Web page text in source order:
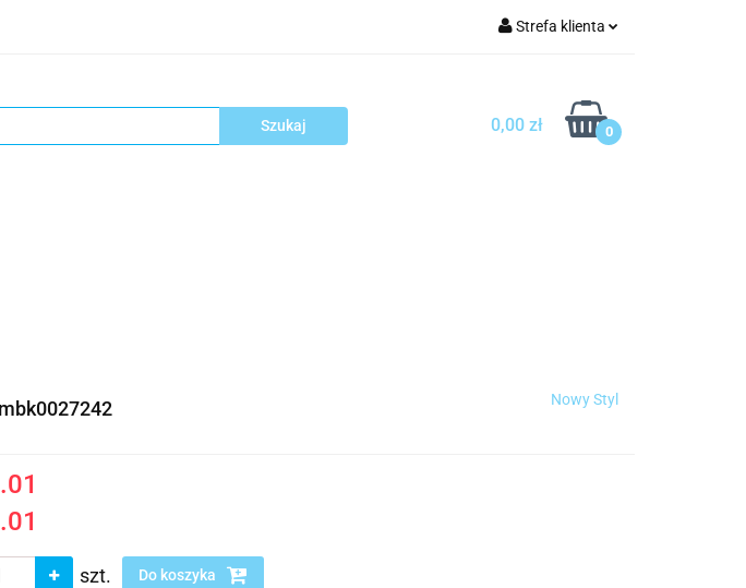
Strefa klienta
Zarejestruj się
Dodaj zgłoszenie
0,00 zł 0
mbk0027242 Nowy Styl
szt. Do koszyka